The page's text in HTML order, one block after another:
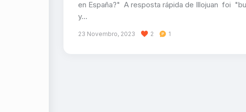
en España?" A resposta rápida de Illojuan foi
y…
23 Novembro, 2023 2 1